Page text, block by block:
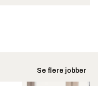
Se flere jobber